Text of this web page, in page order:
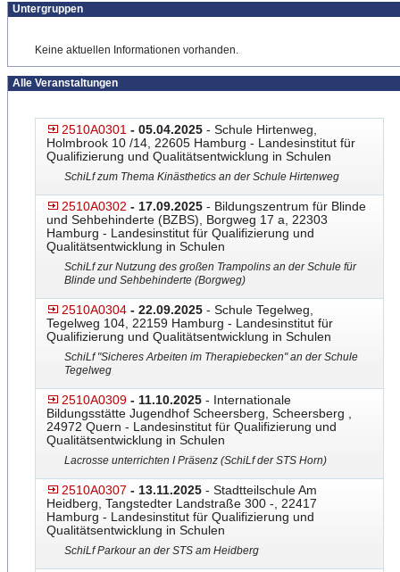
Untergruppen
Keine aktuellen Informationen vorhanden.
Alle Veranstaltungen
2510A0301 - 05.04.2025 - Schule Hirtenweg,
Holmbrook 10 /14, 22605 Hamburg - Landesinstitut für
Qualifizierung und Qualitätsentwicklung in Schulen
SchiLf zum Thema Kinästhetics an der Schule Hirtenweg
2510A0302 - 17.09.2025 - Bildungszentrum für Blinde
und Sehbehinderte (BZBS), Borgweg 17 a, 22303
Hamburg - Landesinstitut für Qualifizierung und
Qualitätsentwicklung in Schulen
SchiLf zur Nutzung des großen Trampolins an der Schule für
Blinde und Sehbehinderte (Borgweg)
2510A0304 - 22.09.2025 - Schule Tegelweg,
Tegelweg 104, 22159 Hamburg - Landesinstitut für
Qualifizierung und Qualitätsentwicklung in Schulen
SchiLf "Sicheres Arbeiten im Therapiebecken" an der Schule
Tegelweg
2510A0309 - 11.10.2025 - Internationale
Bildungsstätte Jugendhof Scheersberg, Scheersberg ,
24972 Quern - Landesinstitut für Qualifizierung und
Qualitätsentwicklung in Schulen
Lacrosse unterrichten I Präsenz (SchiLf der STS Horn)
2510A0307 - 13.11.2025 - Stadtteilschule Am
Heidberg, Tangstedter Landstraße 300 -, 22417
Hamburg - Landesinstitut für Qualifizierung und
Qualitätsentwicklung in Schulen
SchiLf Parkour an der STS am Heidberg